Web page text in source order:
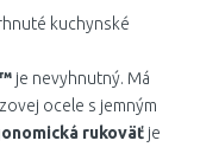
kuchynské
je nevyhnutný. Má
ocele s jemným
rukoväť je